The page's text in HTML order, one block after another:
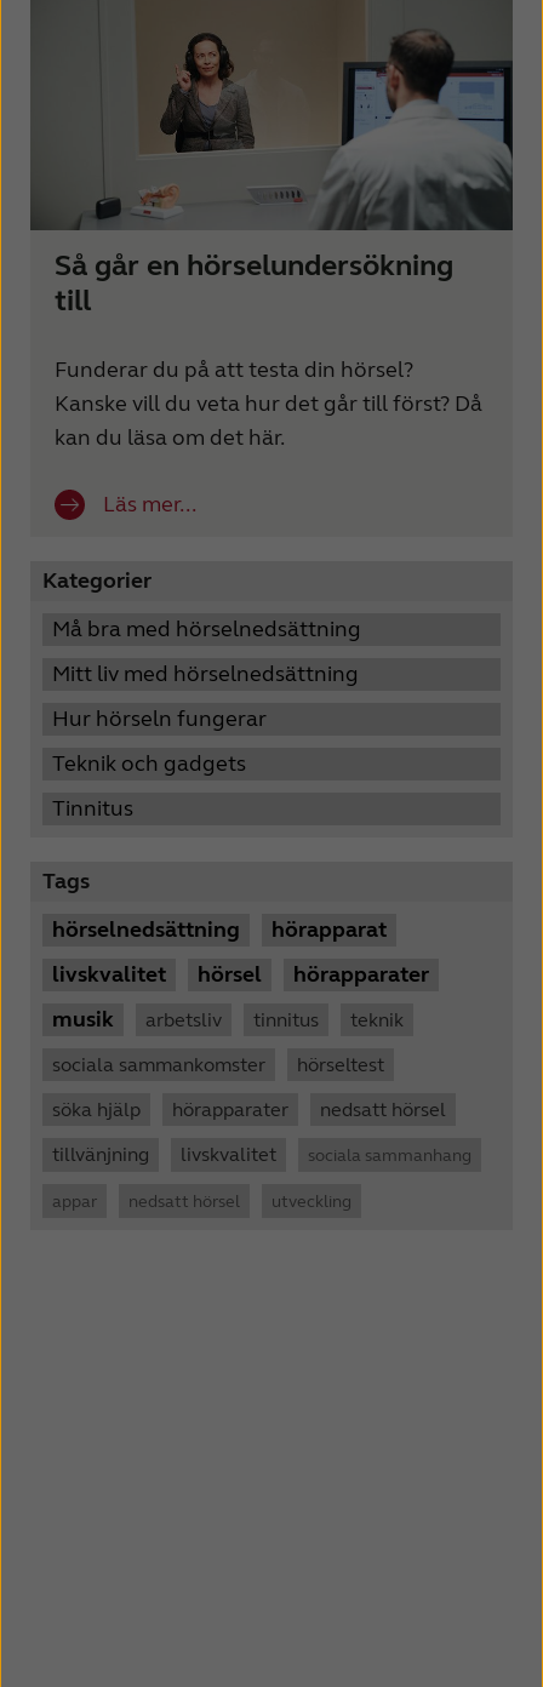
Så går en hörselundersökning
till
Funderar du på att testa din hörsel?
Kanske vill du veta hur det går till först? Då
kan du läsa om det här.
Läs mer...
Kategorier
Må bra med hörselnedsättning
Mitt liv med hörselnedsättning
Hur hörseln fungerar
Teknik och gadgets
Tinnitus
Tags
hörselnedsättning
hörapparat
livskvalitet
hörsel
hörapparater
musik
arbetsliv tinnitus
teknik
sociala sammankomster
hörseltest
söka hjälp
hörapparater
nedsatt hörsel
tillvänjning
livskvalitet sociala sammanhang
appar nedsatt hörsel utveckling